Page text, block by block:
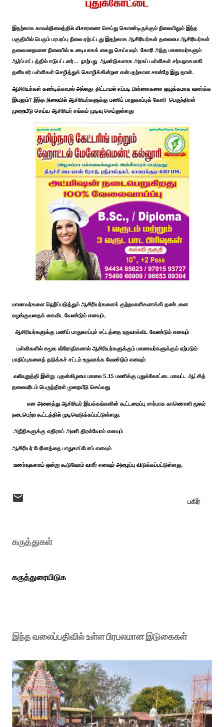
இதற்காக காவல்நிலைத்தில் விசாரணை செய்து கொண்டிருக்கும் நிலையிலும் இந்த
பகுதியில் பெரும் பரபரப்பு நிலை ஏற்பட்டது இதற்காக ஆசிரியர்கள் தலைமை ஆசிரியர்கள்
தலைமறைவான நிலையில் உடனடியாகக் கைது செய்யவும் கோரி அந்த மாணவர்களும்
ஆர்ப்பாட்டத்தில் ஈடுபட்டனர்... நாற்பது ஆண்டுகளாக அரசுப் பள்ளிகள் சர்வநாசமாகி
தனியார் பள்ளிகள் செழித்துக் கொழிக்கின்றன என்பதற்கான சான்றே இது தான்.
ஆசிரியர்கள் கண்டிக்காமல் அல்லது திட்டாமல் எப்படி பிள்ளைகளை ஒழுக்கமாக வளர்க்க
இயலும்? இந்த நிலையில் ஆசிரியர்களுக்கு பணிப் பாதுகாப்புக் கோரி பெருந்திரள்
முறையீடு செய்ய ஆசிரியர் சங்கம் முடிவு செய்துள்ளது
மாணவர்களை நெறிப்படுத்தும் ஆசிரியர்களைக் குற்றவாளிகளாக்கி தண்டனை
வழங்குவதைக் கைவிட வேண்டும் எனவும்,
ஆசிரியர்களுக்கு பணிப் பாதுகாப்புச் சட்டத்தை உருவாக்கிட வேண்டும் எனவும்
பள்ளிகளில் சமூக விரோதிகளால் ஆசிரியர்களுக்கும் மாணவர்களுக்கும் ஏற்படும்
பாதிப்புகளைத் தடுக்கச் சட்டம் உருவாக்க வேண்டும் எனவும்
வலியுறுத்தி இன்று புதன்கிழமை மாலை 5.15 மணிக்கு புதுக்கோட்டை மாவட்ட ஆட்சித்
தலைவரிடம் பெருந்திரள் முறையீடு செய்வது
என அனைத்து ஆசிரியர் இயக்கங்களின் கூட்டமைப்பு சார்பாக காணொளி மூலம்
நடைபெற்ற கூட்டத்தில் முடிவெடுக்கப்பட்டுள்ளது.
அநீதிகளுக்கு எதிராய் அணி திரள்வோம் எனவும்
ஆசிரியர் பேரினத்தை பாதுகாப்போம் எனவும்
உணர்வுகளாய் ஒன்று கூடுவோம் வாரீர் எனவும் அழைப்பு விடுக்கப்பட்டுள்ளது,
பகிர்
கருத்துகள்
கருத்துரையிடுக
இந்த வலைப்பதிவில் உள்ள பிரபலமான இடுகைகள்